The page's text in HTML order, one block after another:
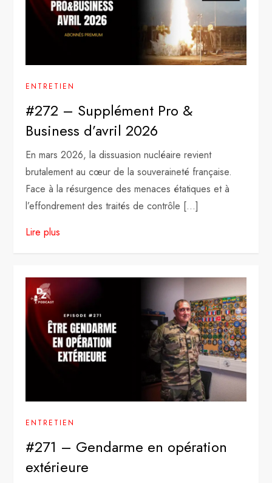
ENTRETIEN
#272 – Supplément Pro &
Business d’avril 2026
En mars 2026, la dissuasion nucléaire revient
brutalement au cœur de la souveraineté française.
Face à la résurgence des menaces étatiques et à
l’effondrement des traités de contrôle […]
Lire plus
ENTRETIEN
#271 – Gendarme en opération
extérieure